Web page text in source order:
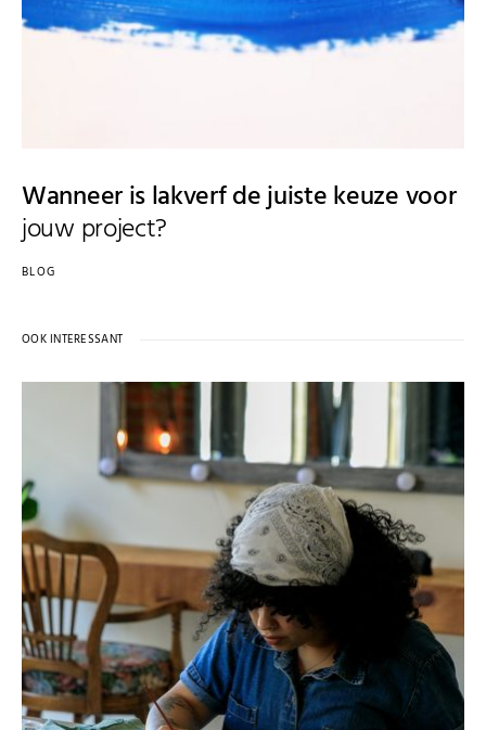
Wanneer is lakverf de juiste keuze voor
jouw project?
BLOG
OOK INTERESSANT